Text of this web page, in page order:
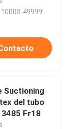
49999
Suctioning
del tubo
Fr18